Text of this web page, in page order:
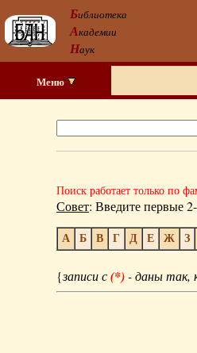
Библиотека
Академии
Наук
Меню
Поиск работает только по
Совет: Введите первые
А Б В Г Д Е Ж З
{записи с(*)- даны так,